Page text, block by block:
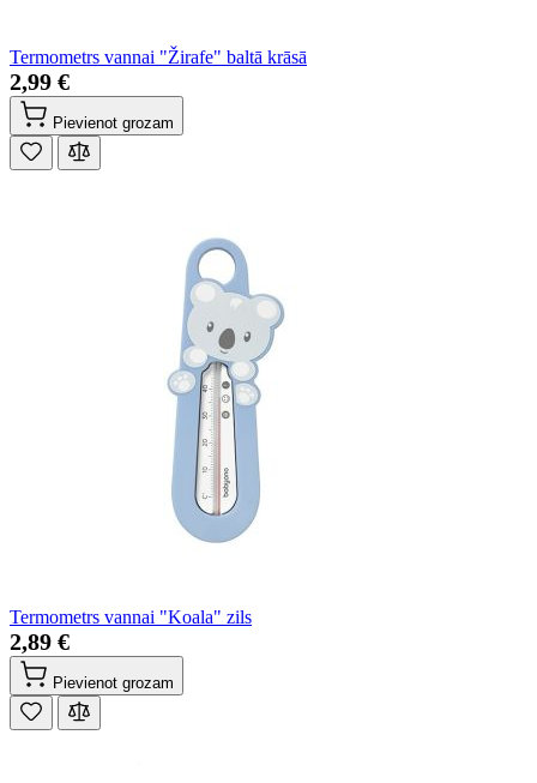
Termometrs vannai "Žirafe" baltā krāsā
2,99 €
Pievienot grozam
Termometrs vannai "Koala" zils
2,89 €
Pievienot grozam